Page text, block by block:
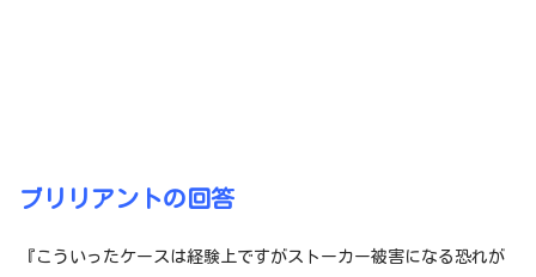
ブリリアントの回答
『こういったケースは経験上ですがストーカー被害になる恐れが